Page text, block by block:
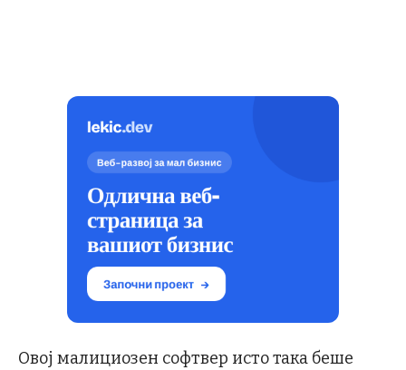
Овој малициозен софтвер исто така беше